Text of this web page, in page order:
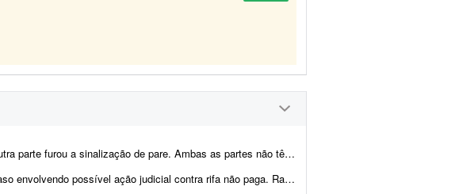
pare. Ambas as partes não têm seguro, e o infrator não assumiu a responsabilidade, tentando i...
judicial contra rifa não paga. Raramente participo de rifas, mas acompanhei uma empresa...